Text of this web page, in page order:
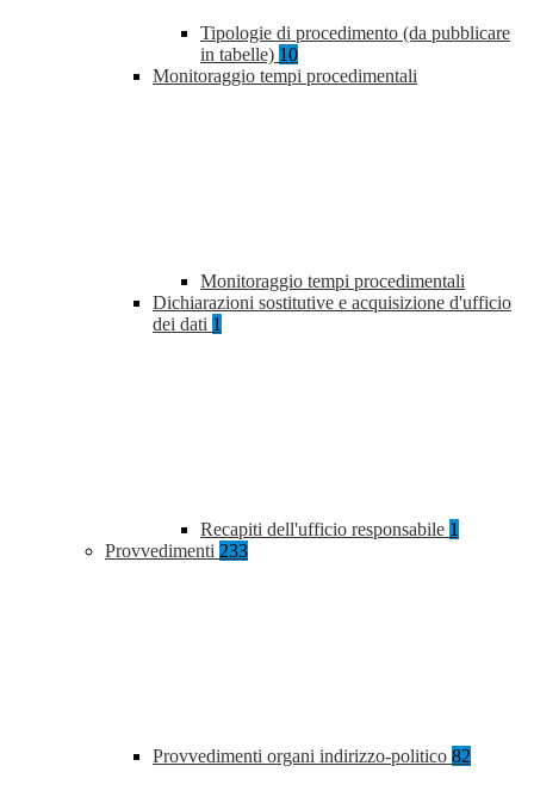
Tipologie di procedimento (da pubblicare
in tabelle) 10
Monitoraggio tempi procedimentali
Monitoraggio tempi procedimentali
Dichiarazioni sostitutive e acquisizione d'ufficio
dei dati 1
Recapiti dell'ufficio responsabile 1
Provvedimenti 233
Provvedimenti organi indirizzo-politico 82